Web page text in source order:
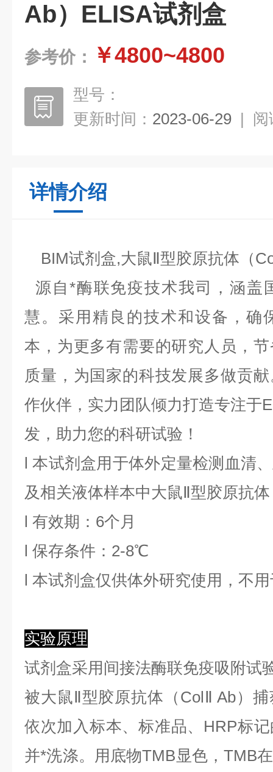
Ab）ELISA试剂盒
参考价： ￥4800~4800
型号：
更新时间： 2023-06-29 | 阅
详情介绍
BIM试剂盒,大鼠Ⅱ型胶原抗体（
源自*酶联免疫技术我司，涵盖
慧。采用精良的技术和设备，确
本，为更多有需要的研究人员，
质量，为国家的科技发展多做贡
作伙伴，实力团队倾力打造专注于
发，助力您的科研试验！
l本试剂盒用于体外定量检测血清
及相关液体样本中大鼠Ⅱ型胶原抗体
l 有效期：6个月
l 保存条件： 2-8℃
l 本试剂盒仅供体外研究使用，不
实验原理
试剂盒采用间接法酶联免疫吸附试
被大鼠Ⅱ型胶原抗体（ColⅡ Ab）
依次加入标本、标准品、HRP标
并*洗涤。用底物TMB显色，TMB